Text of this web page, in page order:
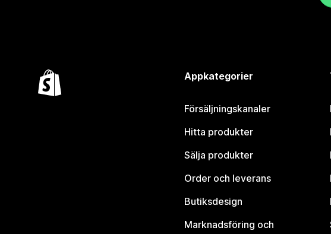
Appkategorier
Försäljningskanaler
Hitta produkter
Sälja produkter
Order och leverans
Butiksdesign
Marknadsföring och